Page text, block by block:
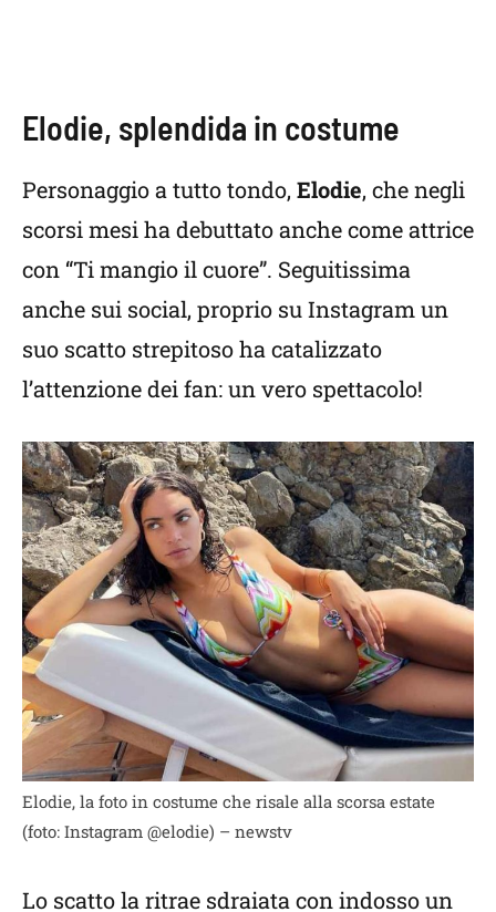
Elodie, splendida in costume
Personaggio a tutto tondo, Elodie, che negli
scorsi mesi ha debuttato anche come attrice
con “Ti mangio il cuore”. Seguitissima
anche sui social, proprio su Instagram un
suo scatto strepitoso ha catalizzato
l’attenzione dei fan: un vero spettacolo!
Elodie, la foto in costume che risale alla scorsa estate
(foto: Instagram @elodie) – newstv
Lo scatto la ritrae sdraiata con indosso un